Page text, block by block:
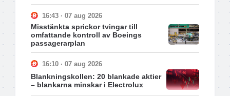
16:43 · 07 aug 2026
Misstänkta sprickor tvingar till
omfattande kontroll av Boeings
passagerarplan
16:10 · 07 aug 2026
Blankningskollen: 20 blankade aktier
– blankarna minskar i Electrolux